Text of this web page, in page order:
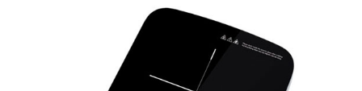
Sản Xuất Tại Trung Quốc
Bảo hành 24 tháng